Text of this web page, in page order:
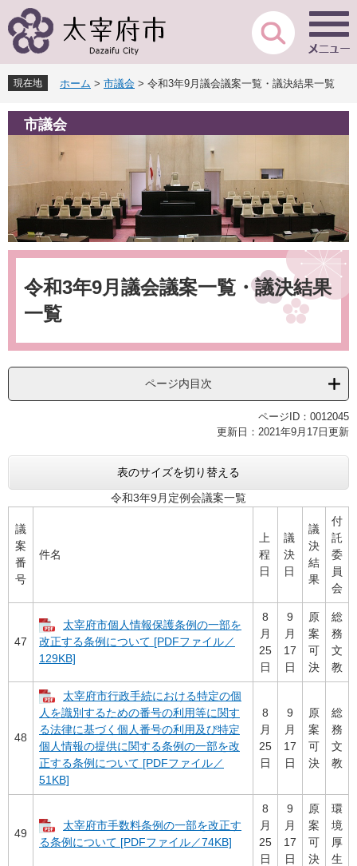
ー
先
頭
で
ニ
を
飛
ば
現在地 ホーム > 市議会 > 令和3年9月議会議案一覧・議決結果一覧
市議会
本
令和3年9月議会議案一覧・議決結果
一覧
ページ内目次
ページID：0012045
更新日：2021年9月17日更新
表のサイズを切り替える
令和3年9月定例会議案一覧
議
案
番
号
件名
上
程
日
議
決
日
議
決
結
果
付
託
委
員
会
47
太宰府市個人情報保護条例の一部を
改正する条例について [PDFファイル／
129KB]
8
月
25
日
9
月
17
日
原
案
可
決
総
務
文
教
48
太宰府市行政手続における特定の個
人を識別するための番号の利用等に関す
る法律に基づく個人番号の利用及び特定
個人情報の提供に関する条例の一部を改
正する条例について [PDFファイル／
51KB]
8
月
25
日
9
月
17
日
原
案
可
決
総
務
文
教
49
太宰府市手数料条例の一部を改正す
る条例について [PDFファイル／74KB]
8
月
25
日
9
月
17
日
原
案
可
決
環
境
厚
生